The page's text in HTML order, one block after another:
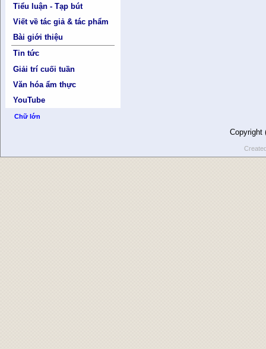
Tiểu luận - Tạp bút
Viết về tác giả & tác phẩm
Bài giới thiệu
Tin tức
Giải trí cuối tuần
Văn hóa ẩm thực
YouTube
Chữ lớn
Copyright